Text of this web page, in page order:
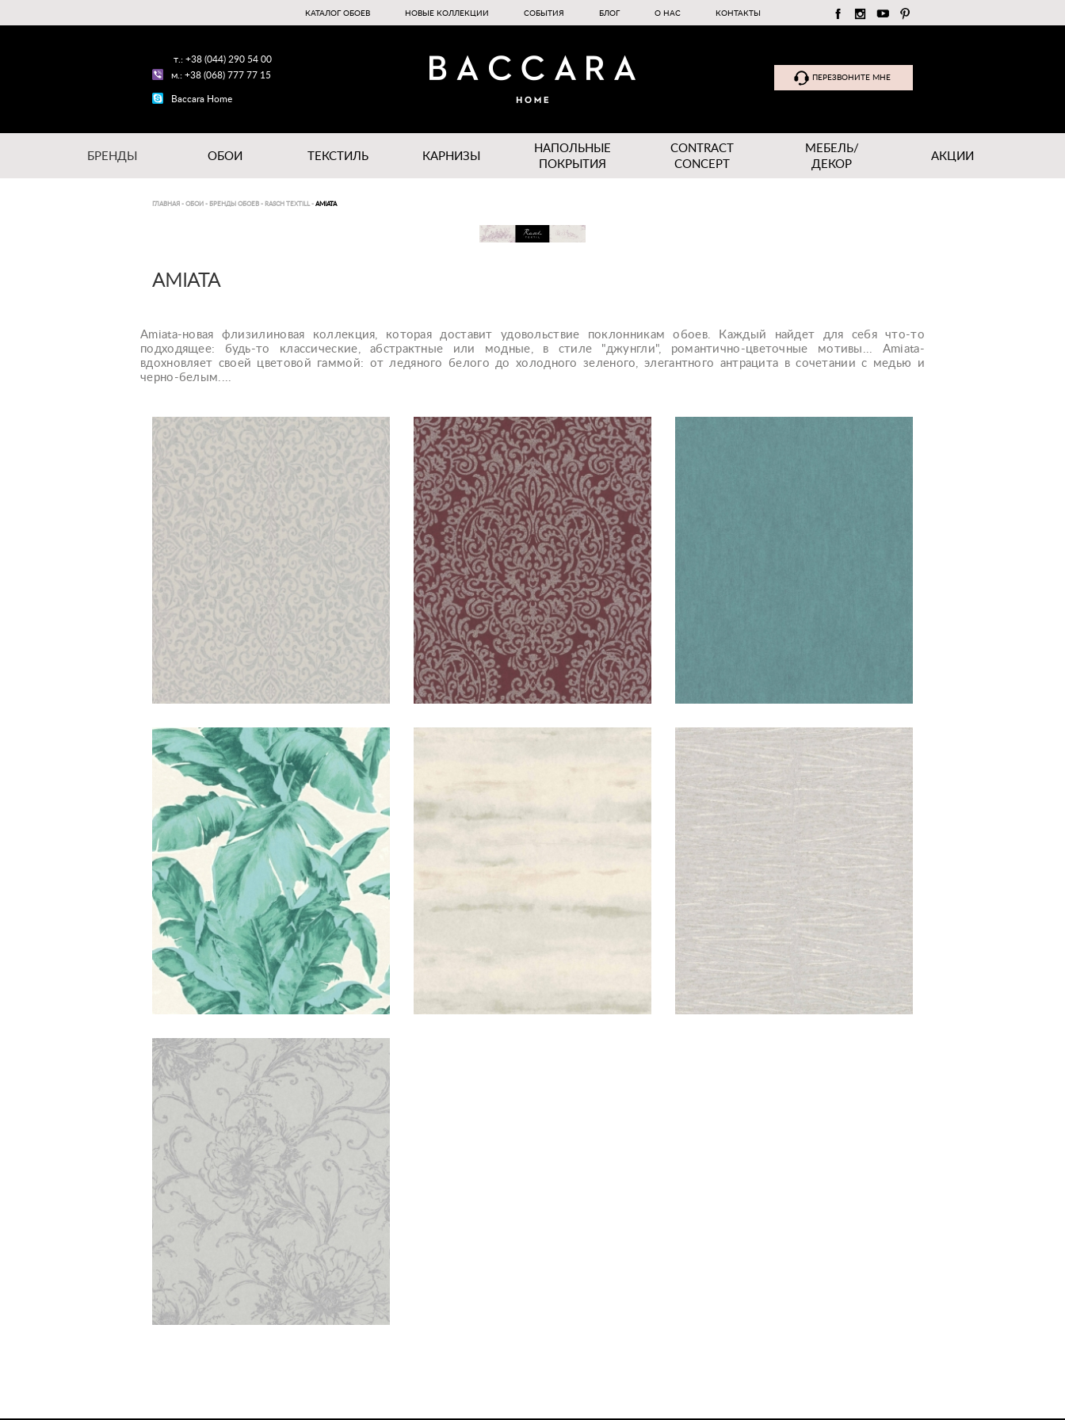
КАТАЛОГ ОБОЕВ НОВЫЕ КОЛЛЕКЦИИ СОБЫТИЯ БЛОГ О НАС КОНТАКТЫ
т.: +38 (044) 290 54 00
м.: +38 (068) 777 77 15
Baccara Home
ПЕРЕЗВОНИТЕ МНЕ
БРЕНДЫ ОБОИ ТЕКСТИЛЬ КАРНИЗЫ
НАПОЛЬНЫЕ
ПОКРЫТИЯ
CONTRACT
CONCEPT
МЕБЕЛЬ/
ДЕКОР
АКЦИИ
ГЛАВНАЯ - ОБОИ - БРЕНДЫ ОБОЕВ - RASCH TEXTILL- AMIATA
AMIATA
Amiata-новая флизилиновая коллекция, которая доставит удовольствие поклонникам обоев. Каждый найдет для себя что-то
подходящее: будь-то классические, абстрактные или модные, в стиле "джунгли", романтично-цветочные мотивы... Amiatа-
вдохновляет своей цветовой гаммой: от ледяного белого до холодного зеленого, элегантного антрацита в сочетании с медью и
черно-белым....